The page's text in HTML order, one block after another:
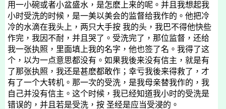
用一小碗或者小盆盛水，是怎麽上来的呢。并且我想起我
小时受洗的时候，是一美以美会的监督给我作的。他把冷
冷的水滴在我头上，两只大手按 我的头，我巴不得他快些
作完，我因不耐，并且哭了。受洗完了，那位监督，还给
我一张执照，里面填上我的名字，他也签了名。我得了这
个，以为一点意思都没有。如果我後来没有信主，就是有
了那张执照，我还是甚麽都敢作；幸亏我後来得救了，才
有了一个大转机。那一次的受洗，是我母亲替我作的，我
自己并没有信主。这个时候，我已经知道我小时的受洗是
错误的，并且若是受洗，按 圣经是应当受浸的。